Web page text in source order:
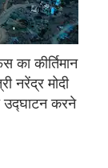
कीर्तिमान
नरेंद्र मोदी
उद्घाटन करने